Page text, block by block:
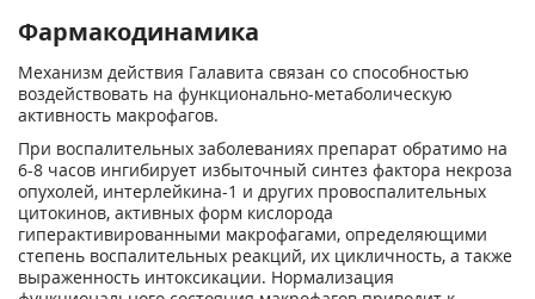
Фармакодинамика
Механизм действия Галавита связан со способностью
воздействовать на функционально-метаболическую
активность макрофагов.
При воспалительных заболеваниях препарат обратимо на
6-8 часов ингибирует избыточный синтез фактора некроза
опухолей, интерлейкина-1 и других провоспалительных
цитокинов, активных форм кислорода
гиперактивированными макрофагами, определяющими
степень воспалительных реакций, их цикличность, а также
выраженность интоксикации. Нормализация